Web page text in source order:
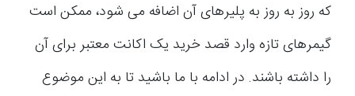
که روز به روز به پلیرهای آن اضافه می شود، ممکن است
گیمرهای تازه وارد قصد خرید یک اکانت معتبر برای آن
را داشته باشند. در ادامه با ما باشید تا به این موضوع